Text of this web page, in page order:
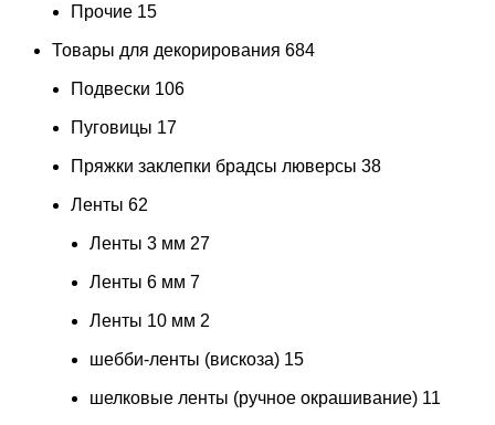
Прочие 15
Товары для декорирования 684
Подвески 106
Пуговицы 17
Пряжки заклепки брадсы люверсы 38
Ленты 62
Ленты 3 мм 27
Ленты 6 мм 7
Ленты 10 мм 2
шебби-ленты (вискоза) 15
шелковые ленты (ручное окрашивание) 11